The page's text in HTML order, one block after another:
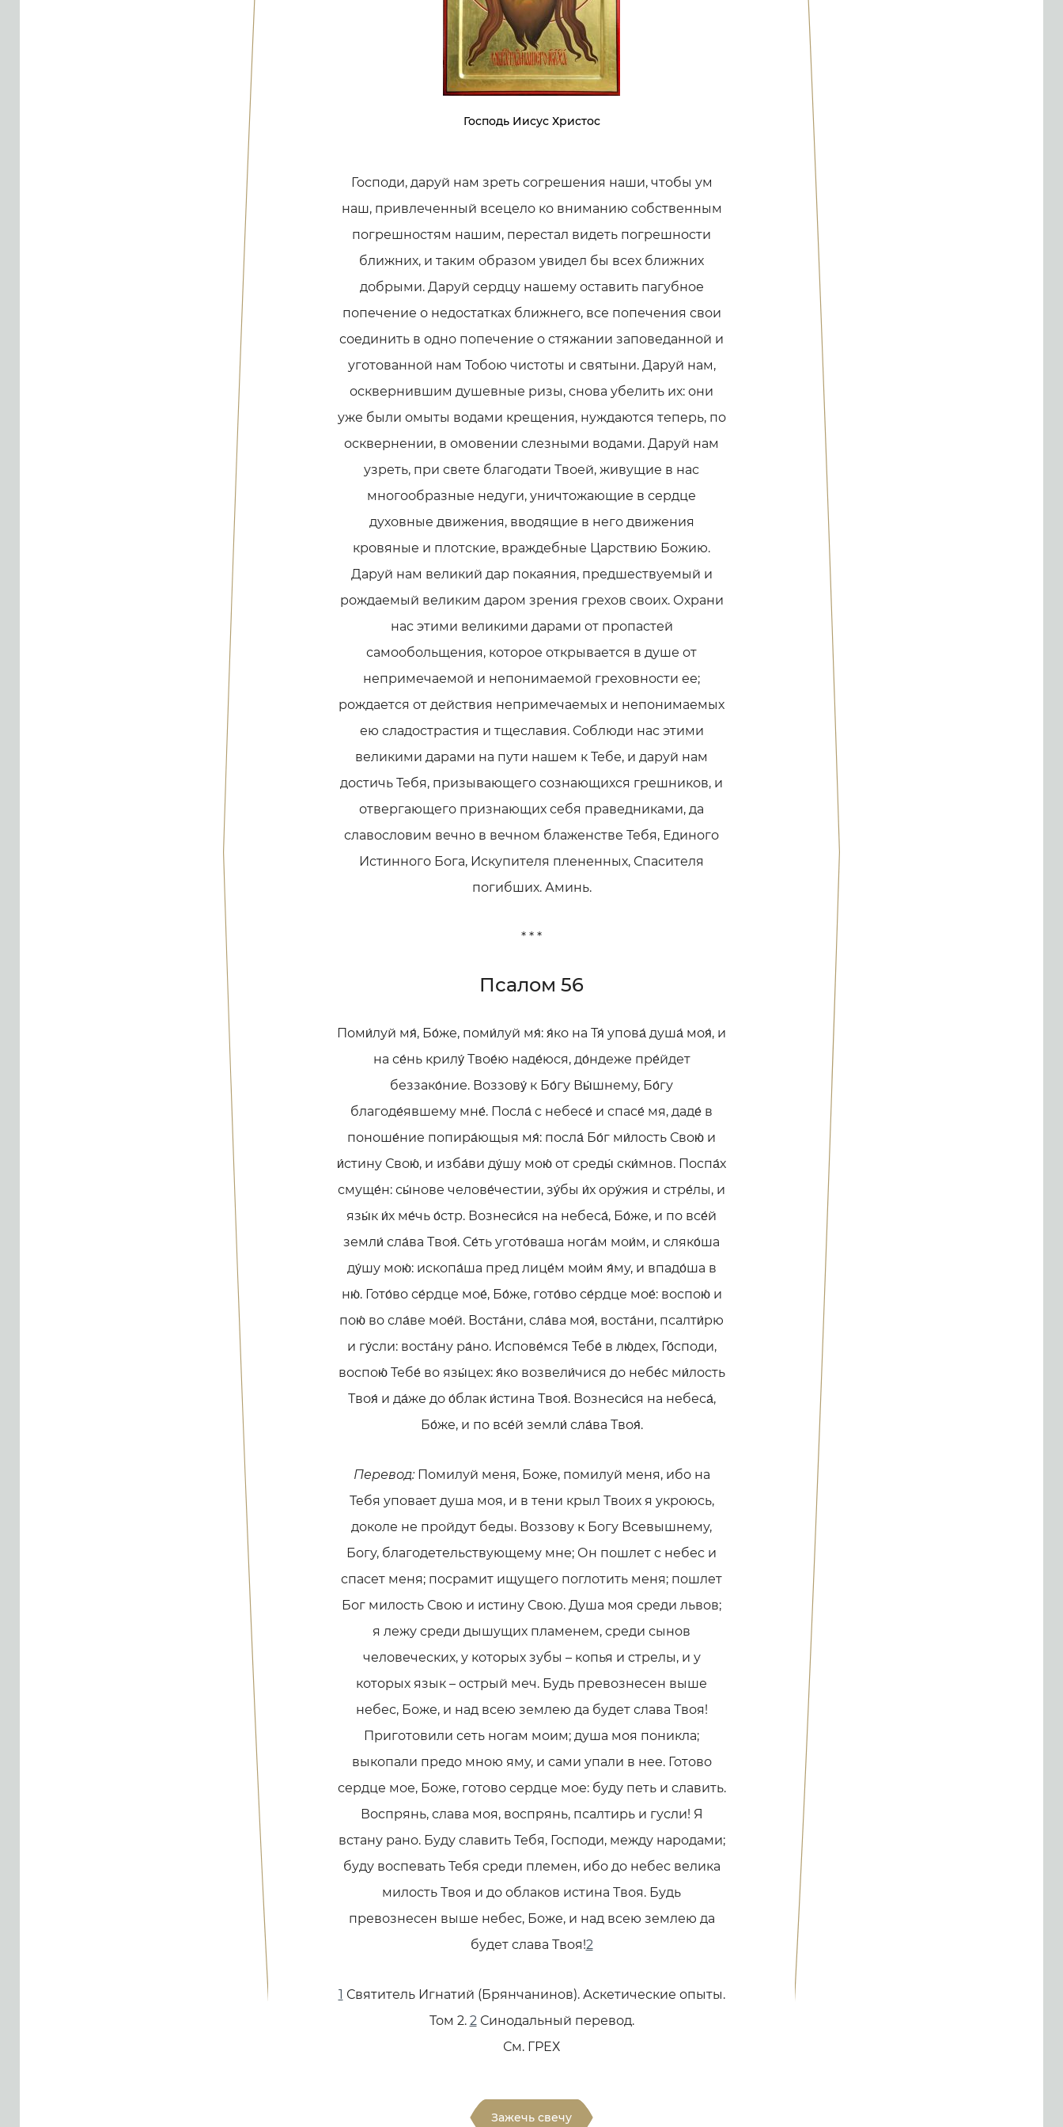
Господь Иисус Христос
Господи, даруй нам зреть согрешения наши, чтобы ум
наш, привлеченный всецело ко вниманию собственным
погрешностям нашим, перестал видеть погрешности
ближних, и таким образом увидел бы всех ближних
добрыми. Даруй сердцу нашему оставить пагубное
попечение о недостатках ближнего, все попечения свои
соединить в одно попечение о стяжании заповеданной и
уготованной нам Тобою чистоты и святыни. Даруй нам,
осквернившим душевные ризы, снова убелить их: они
уже были омыты водами крещения, нуждаются теперь, по
осквернении, в омовении слезными водами. Даруй нам
узреть, при свете благодати Твоей, живущие в нас
многообразные недуги, уничтожающие в сердце
духовные движения, вводящие в него движения
кровяные и плотские, враждебные Царствию Божию.
Даруй нам великий дар покаяния, предшествуемый и
рождаемый великим даром зрения грехов своих. Охрани
нас этими великими дарами от пропастей
самообольщения, которое открывается в душе от
непримечаемой и непонимаемой греховности ее;
рождается от действия непримечаемых и непонимаемых
ею сладострастия и тщеславия. Соблюди нас этими
великими дарами на пути нашем к Тебе, и даруй нам
достичь Тебя, призывающего сознающихся грешников, и
отвергающего признающих себя праведниками, да
славословим вечно в вечном блаженстве Тебя, Единого
Истинного Бога, Искупителя плененных, Спасителя
погибших. Аминь.
* * *
Псалом 56
Поми́луй мя́, Бо́же, поми́луй мя́: я́ко на Тя́ упова́ душа́ моя́, и
на се́нь крилу́ Твое́ю наде́юся, до́ндеже пре́йдет
беззако́ние. Воззову́ к Бо́гу Вы́шнему, Бо́гу
благоде́явшему мне́. Посла́ с небесе́ и спасе́ мя, даде́ в
поноше́ние попира́ющыя мя́: посла́ Бо́г ми́лость Свою́ и
и́стину Свою́, и изба́ви ду́шу мою́ от среды́ ски́мнов. Поспа́х
смуще́н: сы́нове челове́честии, зу́бы и́х ору́жия и стре́лы, и
язы́к и́х ме́чь о́стр. Вознеси́ся на небеса́, Бо́же, и по все́й
земли́ сла́ва Твоя́. Се́ть угото́ваша нога́м мои́м, и сляко́ша
ду́шу мою́: ископа́ша пред лице́м мои́м я́му, и впадо́ша в
ню́. Гото́во се́рдце мое́, Бо́же, гото́во се́рдце мое́: воспою́ и
пою́ во сла́ве мое́й. Воста́ни, сла́ва моя́, воста́ни, псалти́рю
и гу́сли: воста́ну ра́но. Испове́мся Тебе́ в лю́дех, Го́споди,
воспою́ Тебе́ во язы́цех: я́ко возвели́чися до небе́с ми́лость
Твоя́ и да́же до о́блак и́стина Твоя́. Вознеси́ся на небеса́,
Бо́же, и по все́й земли́ сла́ва Твоя́.
Перевод:Помилуй меня, Боже, помилуй меня, ибо на
Тебя уповает душа моя, и в тени крыл Твоих я укроюсь,
доколе не пройдут беды. Воззову к Богу Всевышнему,
Богу, благодетельствующему мне; Он пошлет с небес и
спасет меня; посрамит ищущего поглотить меня; пошлет
Бог милость Свою и истину Свою. Душа моя среди львов;
я лежу среди дышущих пламенем, среди сынов
человеческих, у которых зубы – копья и стрелы, и у
которых язык – острый меч. Будь превознесен выше
небес, Боже, и над всею землею да будет слава Твоя!
Приготовили сеть ногам моим; душа моя поникла;
выкопали предо мною яму, и сами упали в нее. Готово
сердце мое, Боже, готово сердце мое: буду петь и славить.
Воспрянь, слава моя, воспрянь, псалтирь и гусли! Я
встану рано. Буду славить Тебя, Господи, между народами;
буду воспевать Тебя среди племен, ибо до небес велика
милость Твоя и до облаков истина Твоя. Будь
превознесен выше небес, Боже, и над всею землею да
будет слава Твоя!2
1 Святитель Игнатий (Брянчанинов). Аскетические опыты.
Том 2. 2Синодальный перевод.
См. ГРЕХ
Зажечь свечу